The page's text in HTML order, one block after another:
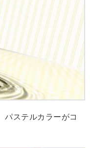
ステルカラーがコ